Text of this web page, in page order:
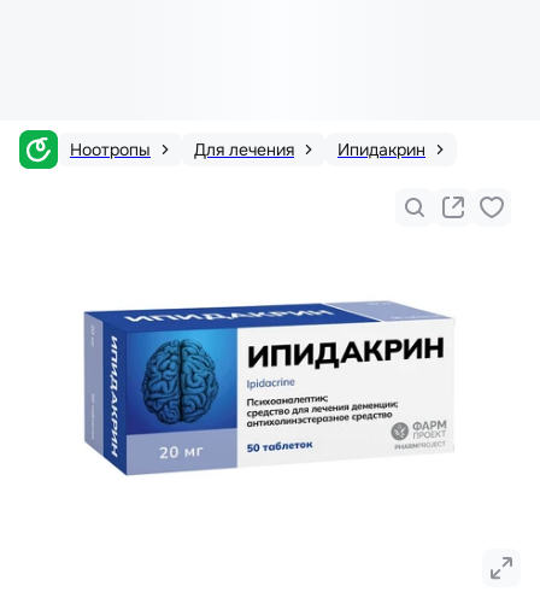
Ноотропы Для лечения Ипидакрин